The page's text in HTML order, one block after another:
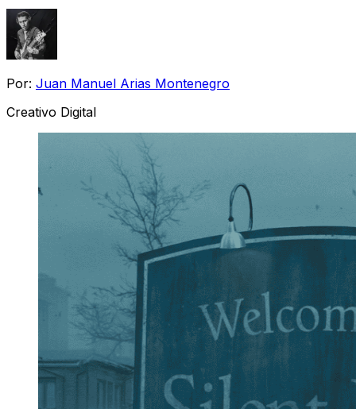
Por: Juan Manuel Arias Montenegro
Creativo Digital